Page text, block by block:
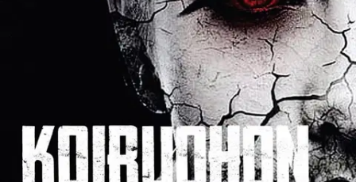
Psykosotaromaani, jossa sota on vain kulissi mielentilojen ja
moraalisten ratkaisujen kuvaukselle. Kaukopartio vaeltaa jossain
rintamalinjojen takana. Tai missä tahansa. Miljööllä tai ajankohdalla
ei ole väliä, sillä vihollinen löytyy yllättäen lähempää kuin kukaan
partion sotilaista tohtii aavistaa. Yhdeksän sotilasta on ei-kenenkään-
maassa, hukassa ja hukattuina. Kaiken yllä on yliluonnollinen joku,
joka ottaa mittaa miesten psyyken kestävyydestä.Niin, mikä onkaan
pahuus, joka meissä on? Mistä purkautuu väkivaltaisuus, mikä
meissä on? JULIUS KUUTONEN on kirjoittanut taidokkaan
psykosotaromaanin, jossa kansa ei taistele eivätkä miehet kerro
sankaritarinoita. Tyyliltään ja tyylilajiltaan se tuo mieleen KAUKO
RÖYHKÄN palkitun ”Kaksi aurinkoa” -romaanin (LIKE 1996).